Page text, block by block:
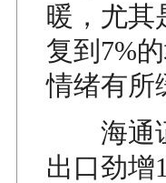
暖，尤其
复到7%
情绪有所
海通证
出口劲增